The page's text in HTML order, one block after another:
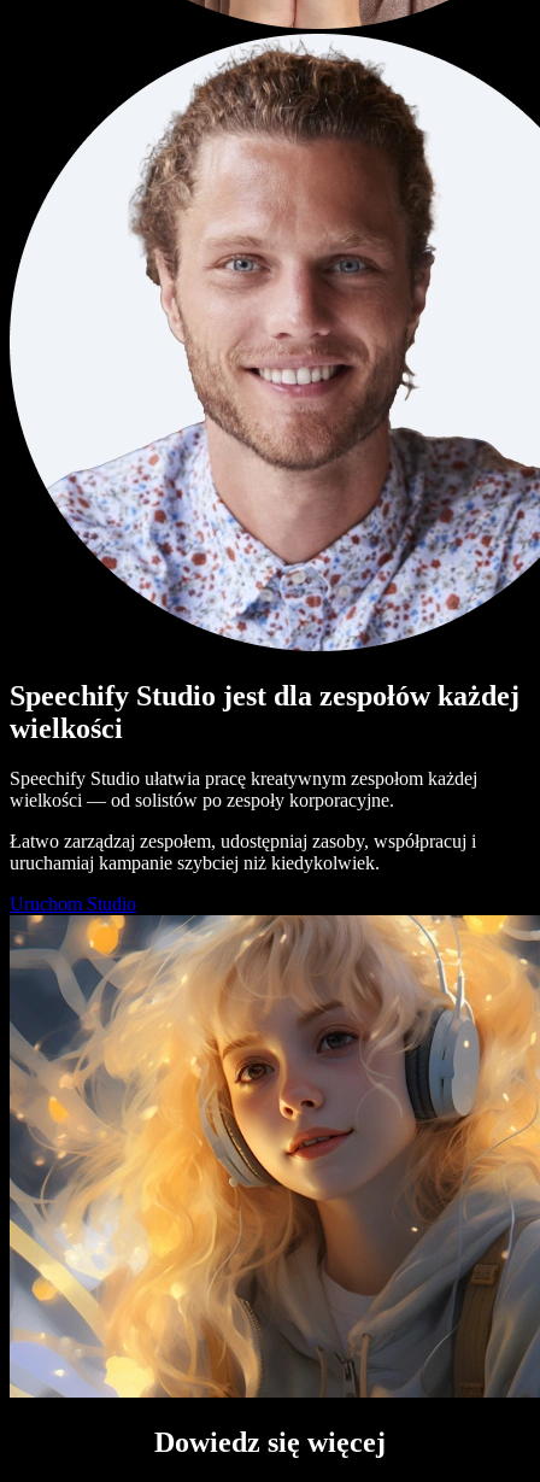
Speechify Studio jest dla zespołów każdej
wielkości
Speechify Studio ułatwia pracę kreatywnym zespołom każdej
wielkości — od solistów po zespoły korporacyjne.
Łatwo zarządzaj zespołem, udostępniaj zasoby, współpracuj i
uruchamiaj kampanie szybciej niż kiedykolwiek.
Uruchom Studio
Dowiedz się więcej